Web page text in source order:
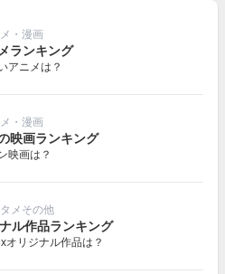
・漫画
ランキング
アニメは？
・漫画
映画ランキング
映画は？
メその他
ル作品ランキング
オリジナル作品は？